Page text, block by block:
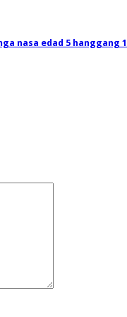
nasa edad 5 hanggang